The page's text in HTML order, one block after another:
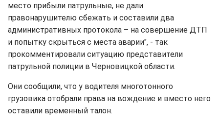
место прибыли патрульные, не дали
правонарушителю сбежать и составили два
административных протокола – на совершение ДТП
и попытку скрыться с места аварии", - так
прокомментировали ситуацию представители
патрульной полиции в Черновицкой области.
Они сообщили, что у водителя многотонного
грузовика отобрали права на вождение и вместо него
оставили временный талон.